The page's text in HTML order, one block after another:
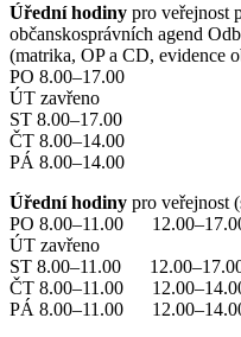
Úřední hodiny pro veřejnost
občanskosprávních agend
(matrika, OP a CD, evidence
PO 8.00–17.00
ÚT zavřeno
ST 8.00–17.00
ČT 8.00–14.00
PÁ 8.00–14.00
Úřední hodiny pro veřejnost
PO 8.00–11.00
ÚT zavřeno
ST 8.00–11.00
ČT 8.00–11.00
PÁ 8.00–11.00